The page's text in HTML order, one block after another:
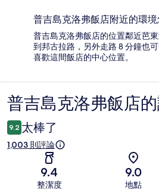
普吉島克洛弗飯店附近的環境
普吉島克洛弗飯店的位置鄰近芭
到邦古拉路，另外走路 8 分鐘也
喜歡這間飯店的中心位置。
評
論
普吉島克洛弗飯店
9.2 太棒了
1,003 則評論
9.4
整潔度
9.0
地點